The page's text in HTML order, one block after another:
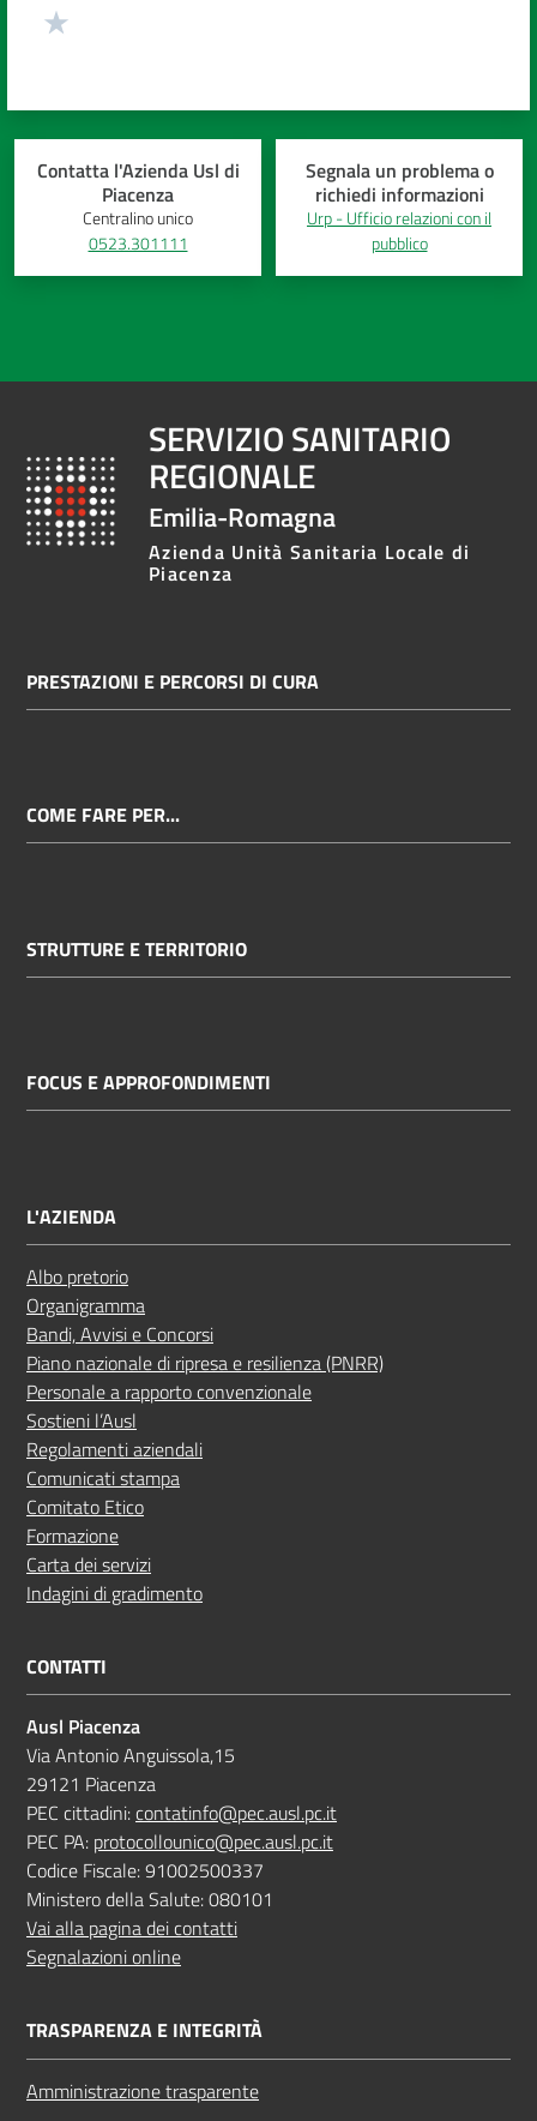
Contatta l'Azienda Usl di
Piacenza
Centralino unico
0523.301111
Segnala un problema o
richiedi informazioni
Urp - Ufficio relazioni con il
pubblico
SERVIZIO SANITARIO
REGIONALE
Emilia-Romagna
Azienda Unità Sanitaria Locale di
Piacenza
PRESTAZIONI E PERCORSI DI CURA
COME FARE PER...
STRUTTURE E TERRITORIO
FOCUS E APPROFONDIMENTI
L'AZIENDA
Albo pretorio
Organigramma
Bandi, Avvisi e Concorsi
Piano nazionale di ripresa e resilienza (PNRR)
Personale a rapporto convenzionale
Sostieni l’Ausl
Regolamenti aziendali
Comunicati stampa
Comitato Etico
Formazione
Carta dei servizi
Indagini di gradimento
CONTATTI
Ausl Piacenza
Via Antonio Anguissola,15
29121 Piacenza
PEC cittadini:contatinfo@pec.ausl.pc.it
PEC PA: protocollounico@pec.ausl.pc.it
Codice Fiscale: 91002500337
Ministero della Salute: 080101
Vai alla pagina dei contatti
Segnalazioni online
TRASPARENZA E INTEGRITÀ
Amministrazione trasparente